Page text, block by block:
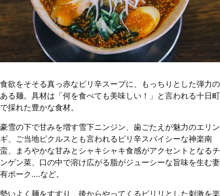
食欲をそそる真っ赤なピリ辛スープに、もっちりとした弾力の
ある麺。具材は「何を食べても美味しい！」と言われる十日町
で採れた豊かな食材。
豪雪の下で甘みを増す雪下ニンジン、歯ごたえが魅力のエリン
ギ、ご当地ピクルスとも言われるピリ辛スパイシーな神楽南
蛮、まろやかな甘みとシャキシャキ食感がアクセントとなるチ
ンゲン菜、口の中で溶け広がる脂がジューシーな旨味を生む妻
有ポーク‥‥など。
勢いよく麺をすすり、後からやってくるピリリとした刺激を楽